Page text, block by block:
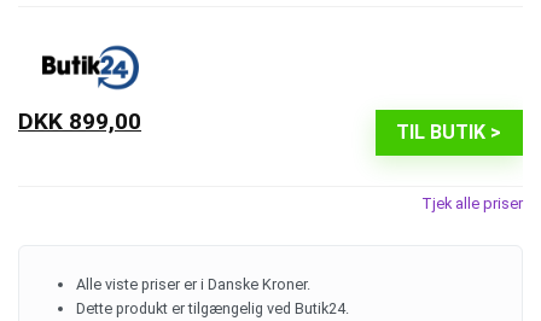
TIL BUTIK >
DKK 899,00
Tjek alle priser
Alle viste priser er i Danske Kroner.
Dette produkt er tilgængelig ved Butik24.